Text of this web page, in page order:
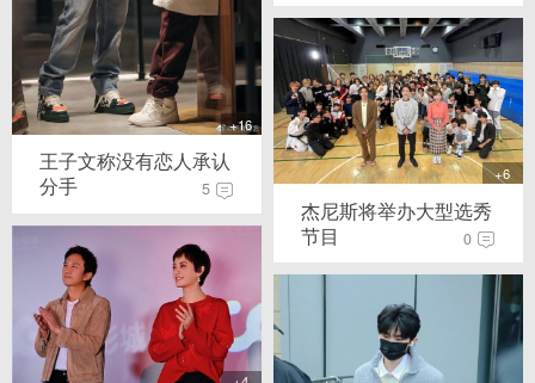
+16
王子文称没有恋人承认
分手
5
+6
杰尼斯将举办大型选秀
节目
0